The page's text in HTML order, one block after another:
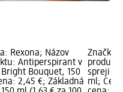
Rexona; Názov
Antiperspirant v
Bouquet, 150
2,45 €; Základná
Značka:
spreji
ml;